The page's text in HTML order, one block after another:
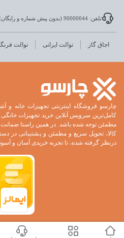
تلفن: 90000044 (بدون پیش شماره و رایگان)
اجاق گاز توالت ایرانی توالت
چارسو فروشگاه اینترنتی تجهیزات خانه و
کامل‌ترین سرویس آنلاین خرید تجهیزات
کالا، تحویل سریع و مطمئن و پشتیبانی در
درنظر گرفته شده، تا تجربه خریدی آسان و
تمام حقوق این وب‌سایت برای